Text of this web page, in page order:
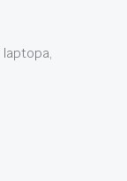
laptopa,